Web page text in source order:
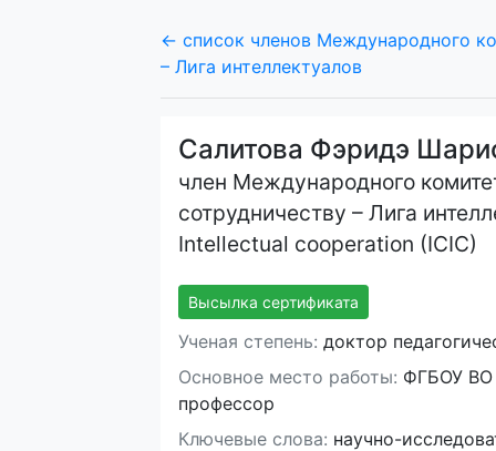
← список членов Международного
– Лига интеллектуалов
Салитова Фэридэ
член Международного
сотрудничеству – Лига
Intellectual cooperation (ICIC)
Высылка сертификата
Ученая степень: доктор
Основное место работы: ФГБОУ ВО
профессор
Ключевые слова: научно-